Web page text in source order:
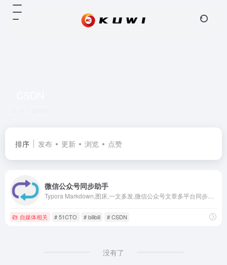
排序 发布 更新 浏览 点赞
微信公众号同步助手
自媒体相关 # 51CTO # bilibili # CSDN
没有了